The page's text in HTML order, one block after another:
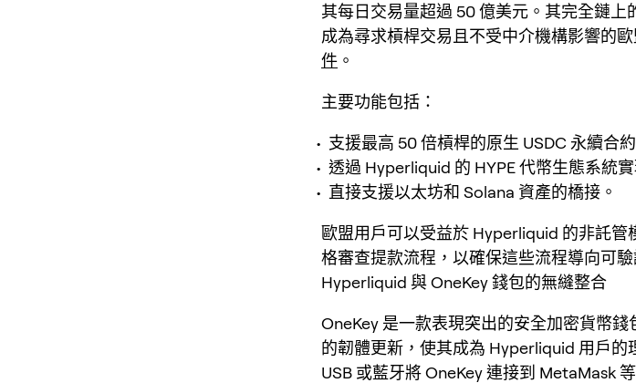
其每日交易量超過 50 億美元。其完全鏈
成為尋求槓桿交易且不受中介機構影響的歐
件 。
主要功能包括：
支援最高 50 倍槓桿的原生 USDC 永續合約
透過 Hyperliquid 的 HYPE 代幣生態系統
直接支援以太坊和 Solana 資產的橋接。
歐盟用戶可以受益於 Hyperliquid 的非託管
格審查提款流程，以確保這些流程導向可
Hyperliquid 與 OneKey 錢包的無縫整合
OneKey 是一款表現突出的安全加密貨幣
的韌體更新，使其成為 Hyperliquid 用戶
USB 或藍牙將 OneKey 連接到 MetaMask